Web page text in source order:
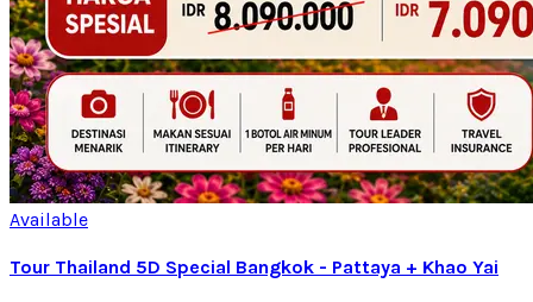
Available
Tour Thailand 5D Special Bangkok - Pattaya + Khao Yai